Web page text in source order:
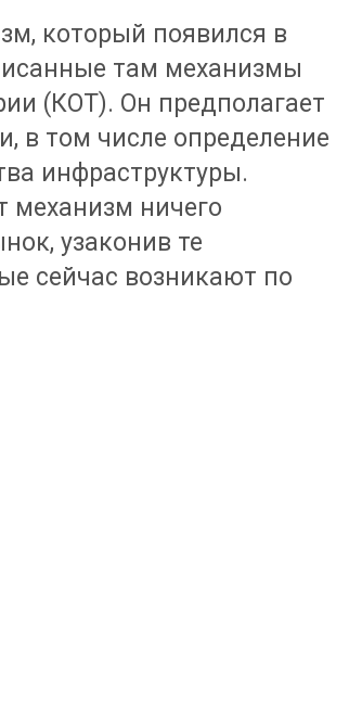
который появился в
там механизмы
(КОТ). Он предполагает
в том числе определение
инфраструктуры.
механизм ничего
узаконив те
сейчас возникают по